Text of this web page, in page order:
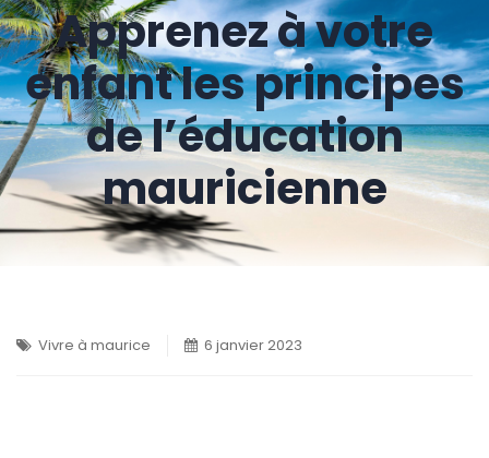
Apprenez à votre
enfant les principes
de l’éducation
mauricienne
Vivre à maurice 6 janvier 2023